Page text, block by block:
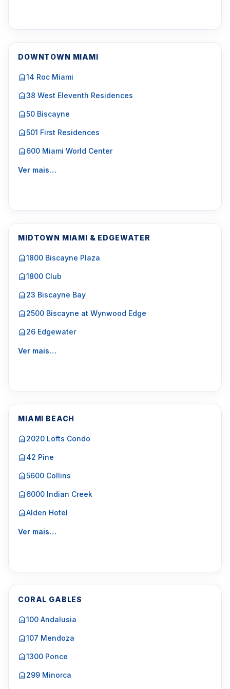
DOWNTOWN MIAMI
14 Roc Miami
38 West Eleventh Residences
50 Biscayne
501 First Residences
600 Miami World Center
Ver mais…
MIDTOWN MIAMI & EDGEWATER
1800 Biscayne Plaza
1800 Club
23 Biscayne Bay
2500 Biscayne at Wynwood Edge
26 Edgewater
Ver mais…
MIAMI BEACH
2020 Lofts Condo
42 Pine
5600 Collins
6000 Indian Creek
Alden Hotel
Ver mais…
CORAL GABLES
100 Andalusia
107 Mendoza
1300 Ponce
299 Minorca